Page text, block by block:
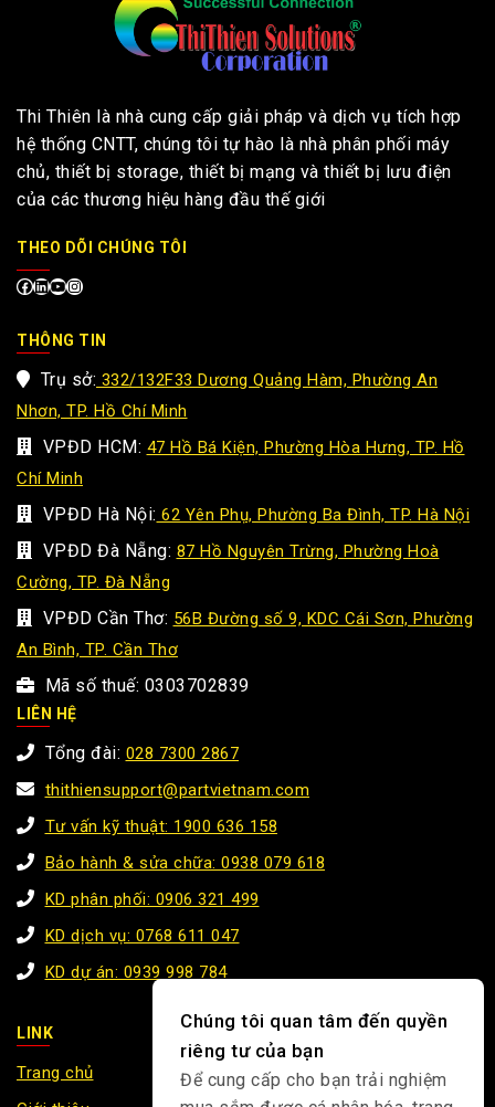
Thi Thiên là nhà cung cấp giải pháp và dịch vụ tích hợp
hệ thống CNTT, chúng tôi tự hào là nhà phân phối máy
chủ, thiết bị storage, thiết bị mạng và thiết bị lưu điện
của các thương hiệu hàng đầu thế giới
THEO DÕI CHÚNG TÔI
THÔNG TIN
Trụ sở: 332/132F33 Dương Quảng Hàm, Phường An
Nhơn, TP. Hồ Chí Minh
VPĐD HCM: 47 Hồ Bá Kiện, Phường Hòa Hưng, TP. Hồ
Chí Minh
VPĐD Hà Nội: 62 Yên Phụ, Phường Ba Đình, TP. Hà Nội
VPĐD Đà Nẵng: 87 Hồ Nguyên Trừng, Phường Hoà
Cường, TP. Đà Nẵng
VPĐD Cần Thơ: 56B Đường số 9, KDC Cái Sơn, Phường
An Bình, TP. Cần Thơ
Mã số thuế: 0303702839
LIÊN HỆ
Tổng đài: 028 7300 2867
thithiensupport@partvietnam.com
Tư vấn kỹ thuật: 1900 636 158
Bảo hành & sửa chữa: 0938 079 618
KD phân phối: 0906 321 499
KD dịch vụ: 0768 611 047
KD dự án: 0939 998 784
LINK
Trang chủ
Chúng tôi quan tâm đến quyền
riêng tư của bạn
Để cung cấp cho bạn trải nghiệm